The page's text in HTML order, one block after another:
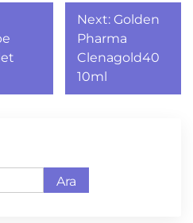
Next: Golden
Pharma
Clenagold40
10ml
Ara